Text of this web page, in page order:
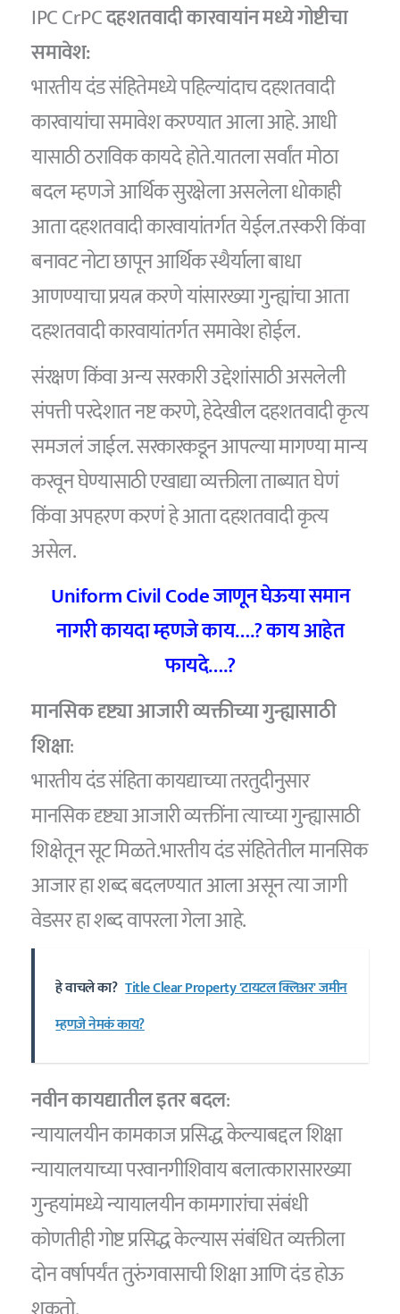
IPC CrPCदहशतवादी कारवायांन मध्ये गोष्टीचा
समावेश:
भारतीय दंड संहितेमध्ये पहिल्यांदाच दहशतवादी
कारवायांचा समावेश करण्यात आला आहे. आधी
यासाठी ठराविक कायदे होते.यातला सर्वांत मोठा
बदल म्हणजे आर्थिक सुरक्षेला असलेला धोकाही
आता दहशतवादी कारवायांतर्गत येईल.तस्करी किंवा
बनावट नोटा छापून आर्थिक स्थैर्याला बाधा
आणण्याचा प्रयत्न करणे यांसारख्या गुन्ह्यांचा आता
दहशतवादी कारवायांतर्गत समावेश होईल.
संरक्षण किंवा अन्य सरकारी उद्देशांसाठी असलेली
संपत्ती परदेशात नष्ट करणे, हेदेखील दहशतवादी कृत्य
समजलं जाईल. सरकारकडून आपल्या मागण्या मान्य
करवून घेण्यासाठी एखाद्या व्यक्तीला ताब्यात घेणं
किंवा अपहरण करणं हे आता दहशतवादी कृत्य
असेल.
Uniform Civil Code जाणून घेऊया समान
नागरी कायदा म्हणजे काय….? काय आहेत
फायदे….?
मानसिक दृष्ट्या आजारी व्यक्तीच्या गुन्ह्यासाठी
शिक्षा:
भारतीय दंड संहिता कायद्याच्या तरतुदीनुसार
मानसिक दृष्ट्या आजारी व्यक्तींना त्याच्या गुन्ह्यासाठी
शिक्षेतून सूट मिळते.भारतीय दंड संहितेतील मानसिक
आजार हा शब्द बदलण्यात आला असून त्या जागी
वेडसर हा शब्द वापरला गेला आहे.
हे वाचले का? Title Clear Property 'टायटल क्लिअर' जमीन
म्हणजे नेमकं काय?
नवीन कायद्यातील इतर बदल:
न्यायालयीन कामकाज प्रसिद्ध केल्याबद्दल शिक्षा
न्यायालयाच्या परवानगीशिवाय बलात्कारासारख्या
गुन्हयांमध्ये न्यायालयीन कामगारांचा संबंधी
कोणतीही गोष्ट प्रसिद्ध केल्यास संबंधित व्यक्तीला
दोन वर्षापर्यंत तुरुंगवासाची शिक्षा आणि दंड होऊ